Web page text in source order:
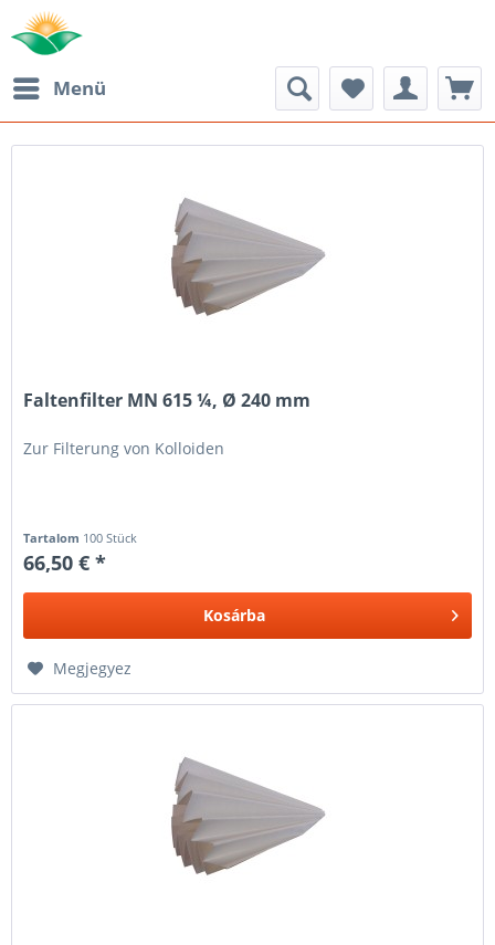
Menü
Faltenfilter MN 615 ¼, Ø 240 mm
Zur Filterung von Kolloiden
Tartalom 100 Stück
66,50 € *
Kosárba
Megjegyez